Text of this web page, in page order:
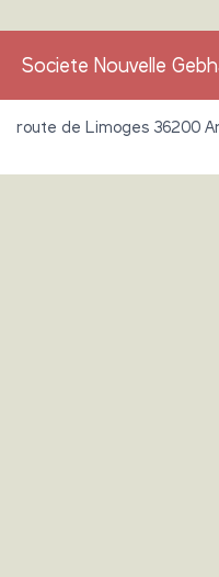
Societe Nouvelle
route de Limoges 36200